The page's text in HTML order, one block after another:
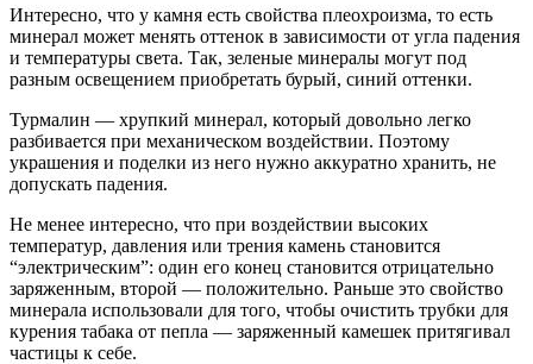
Интересно, что у камня есть свойства плеохроизма, то есть
минерал может менять оттенок в зависимости от угла падения
и температуры света. Так, зеленые минералы могут под
разным освещением приобретать бурый, синий оттенки.
Турмалин — хрупкий минерал, который довольно легко
разбивается при механическом воздействии. Поэтому
украшения и поделки из него нужно аккуратно хранить, не
допускать падения.
Не менее интересно, что при воздействии высоких
температур, давления или трения камень становится
“электрическим”: один его конец становится отрицательно
заряженным, второй — положительно. Раньше это свойство
минерала использовали для того, чтобы очистить трубки для
курения табака от пепла — заряженный камешек притягивал
частицы к себе.